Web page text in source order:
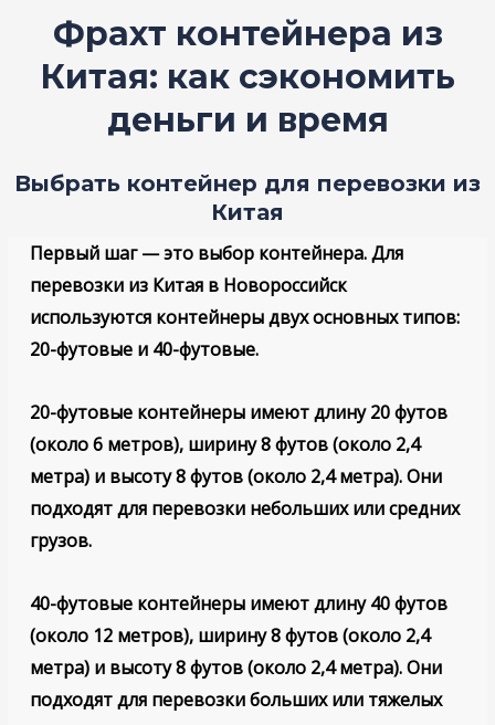
Фрахт контейнера из
Китая: как сэкономить
деньги и время
Выбрать контейнер для перевозки из
Китая
Первый шаг — это выбор контейнера. Для
перевозки из Китая в Новороссийск
используются контейнеры двух основных типов:
20-футовые и 40-футовые.
20-футовые контейнеры имеют длину 20 футов
(около 6 метров), ширину 8 футов (около 2,4
метра) и высоту 8 футов (около 2,4 метра). Они
подходят для перевозки небольших или средних
грузов.
40-футовые контейнеры имеют длину 40 футов
(около 12 метров), ширину 8 футов (около 2,4
метра) и высоту 8 футов (около 2,4 метра). Они
подходят для перевозки больших или тяжелых